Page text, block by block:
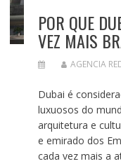
POR QUE
VEZ MAIS
AGENCIA
Dubai é
luxuosos do
arquitetura e
e emirado dos
cada vez mais a